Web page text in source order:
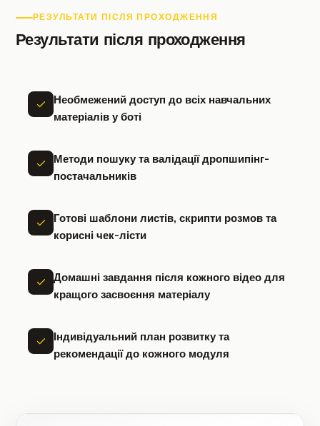
РЕЗУЛЬТАТИ ПІСЛЯ ПРОХОДЖЕННЯ
Результати після проходження
Необмежений доступ до всіх навчальних
матеріалів у боті
Методи пошуку та валідації дропшипінг-
постачальників
Готові шаблони листів, скрипти розмов та
корисні чек-лісти
Домашні завдання після кожного відео для
кращого засвоєння матеріалу
Індивідуальний план розвитку та
рекомендації до кожного модуля